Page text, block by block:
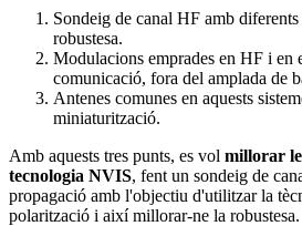
Sondeig de canal HF amb
robustesa.
Modulacions emprades en HF i en
comunicació, fora del amplada de
Antenes comunes en aquests
miniaturització.
Amb aquests tres punts, es vol millorar
tecnologia NVIS, fent un sondeig de
propagació amb l'objectiu d'utilitzar la
polarització i així millorar-ne la robustesa.